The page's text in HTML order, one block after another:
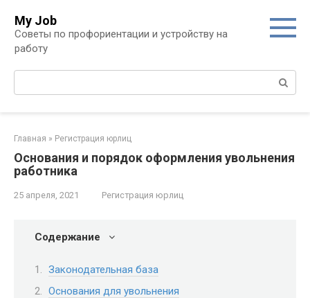
контенту
My Job
Советы по профориентации и устройству на
работу
Главная » Регистрация юрлиц
Основания и порядок оформления увольнения
работника
25 апреля, 2021 Регистрация юрлиц
Содержание
Законодательная база
Основания для увольнения